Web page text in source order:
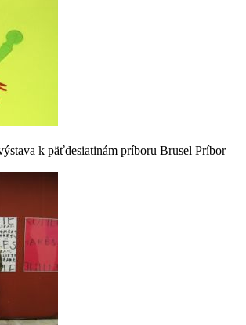
k päťdesiatinám príboru Brusel Príbor